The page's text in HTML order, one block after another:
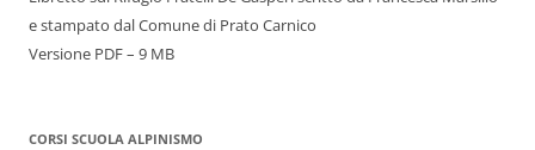
e stampato dal Comune di Prato Carnico
Versione PDF – 9 MB
CORSI SCUOLA ALPINISMO